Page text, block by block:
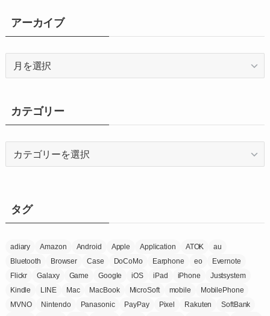
アーカイブ
ブ
カテゴリー
ータグ
adiary Amazon Android Apple Application ATOK
au
Bluetooth
Browser Case DoCoMo Earphone eo
Evernote
Flickr
Galaxy Game Google iOS iPad iPhone
Justsystem
Kindle
LINE Mac MacBook MicroSoft mobile
MobilePhone
MVNO
Nintendo Panasonic PayPay Pixel Rakuten
SoftBank